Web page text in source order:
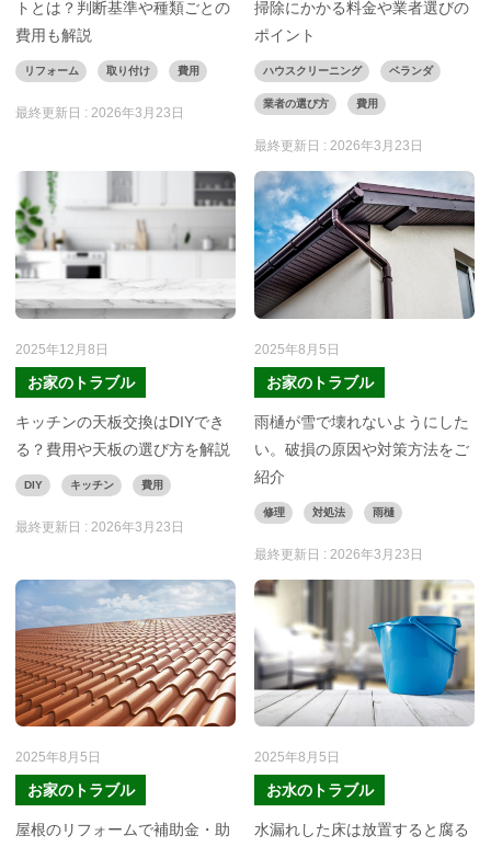
トとは？判断基準や種類ごとの
費用も解説
リフォーム 取り付け 費用
最終更新日 : 2026年3月23日
掃除にかかる料金や業者選びの
ポイント
ハウスクリーニング ベランダ
業者の選び方 費用
最終更新日 : 2026年3月23日
2025年12月8日
お家のトラブル
キッチンの天板交換はDIYでき
る？費用や天板の選び方を解説
DIY キッチン 費用
最終更新日 : 2026年3月23日
2025年8月5日
お家のトラブル
雨樋が雪で壊れないようにした
い。破損の原因や対策方法をご
紹介
修理 対処法 雨樋
最終更新日 : 2026年3月23日
2025年8月5日
お家のトラブル
屋根のリフォームで補助金・助
2025年8月5日
お水のトラブル
水漏れした床は放置すると腐る